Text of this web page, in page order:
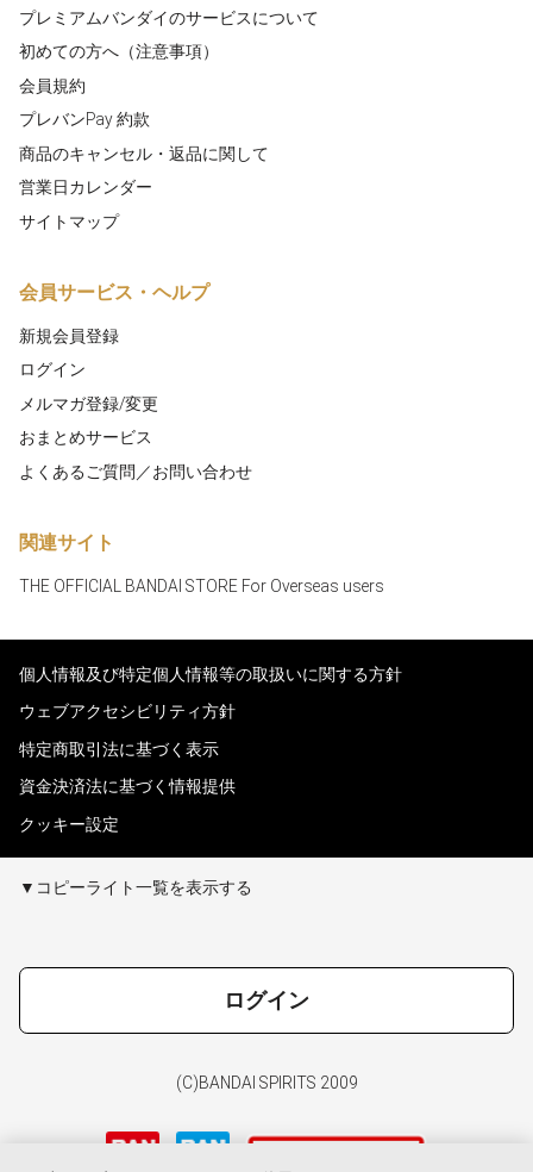
プレミアムバンダイのサービスについて
初めての方へ（注意事項）
会員規約
プレバンPay 約款
商品のキャンセル・返品に関して
営業日カレンダー
サイトマップ
会員サービス・ヘルプ
新規会員登録
ログイン
メルマガ登録/変更
おまとめサービス
よくあるご質問／お問い合わせ
関連サイト
THE OFFICIAL BANDAI STORE For Overseas users
個人情報及び特定個人情報等の取扱いに関する方針
ウェブアクセシビリティ方針
特定商取引法に基づく表示
資金決済法に基づく情報提供
クッキー設定
▼コピーライト一覧を表示する
ログイン
(C)BANDAI SPIRITS 2009